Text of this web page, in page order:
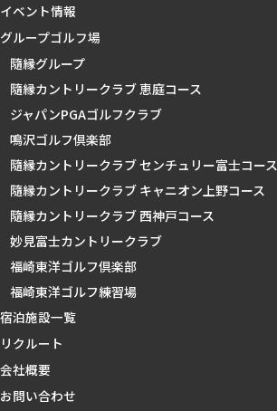
イベント情報
グループゴルフ場
隨縁グループ
隨縁カントリークラブ 恵庭コース
ジャパンPGAゴルフクラブ
鳴沢ゴルフ倶楽部
隨縁カントリークラブ センチュリー富士コース
隨縁カントリークラブ キャニオン上野コース
隨縁カントリークラブ 西神戸コース
妙見富士カントリークラブ
福崎東洋ゴルフ倶楽部
福崎東洋ゴルフ練習場
宿泊施設一覧
リクルート
会社概要
お問い合わせ